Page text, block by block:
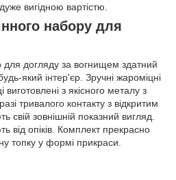
вигідною вартістю.
набору для
для догляду за вогнищем здатний
який інтер'єр. Зручні жароміцні
виготовлені з якісного металу з
тривалого контакту з відкритим
свій зовнішній показний вигляд.
від опіків. Комплект прекрасно
топку у формі прикраси.